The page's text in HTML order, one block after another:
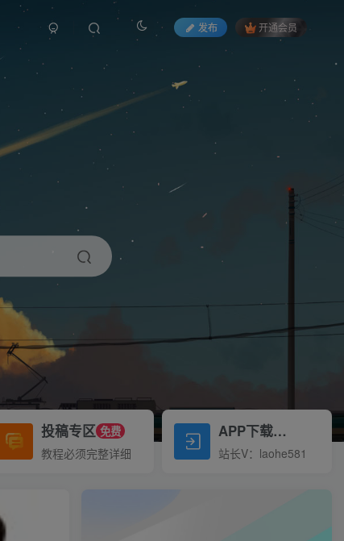
发布 开通会员
投稿专区 免费
教程必须完整详细
APP下载Down
站长V：laohe581